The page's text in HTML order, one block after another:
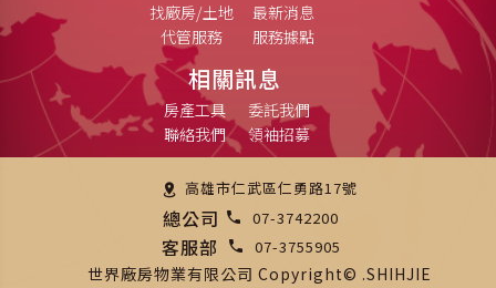
找廠房/土地
最新消息
代管服務
服務據點
相關訊息
房產工具
委託我們
聯絡我們
領袖招募
高雄市仁武區仁勇路17號
總公司 07-3742200
客服部 07-3755905
世界廠房物業有限公司 Copyright© .SHIHJIE